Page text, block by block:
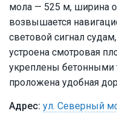
мола — 525 м, ширина
возвышается
световой сигнал
устроена смотровая
укреплены бетонными
проложена удобная
ул. Северный